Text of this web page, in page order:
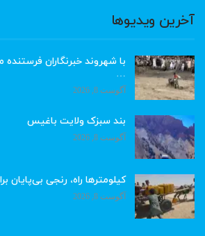
آخرین ویدیوها
با شهروند خبرنگاران
…
آگوست 8, 2026
بند سبزک ولایت باغیس
آگوست 8, 2026
کیلومترها راه، رنجی بی‌پایان
آگوست 8, 2026